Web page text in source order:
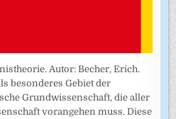
Autor: Becher, Erich.
besonderes Gebiet der
Grundwissenschaft, die aller
vorangehen muss. Diese